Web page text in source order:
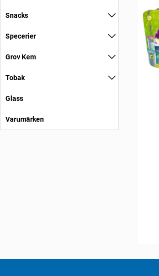
Snacks
Specerier
Grov Kem
Tobak
Glass
Varumärken